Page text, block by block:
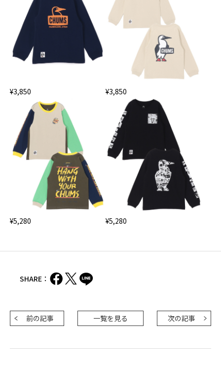
¥3,850 ¥3,850
¥5,280 ¥5,280
SHARE：
前の記事 一覧を見る 次の記事